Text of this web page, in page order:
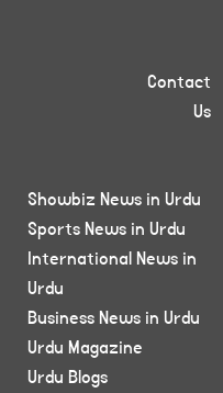
Contact
Us
Showbiz News in Urdu
Sports News in Urdu
International News in
Urdu
Business News in Urdu
Urdu Magazine
Urdu Blogs